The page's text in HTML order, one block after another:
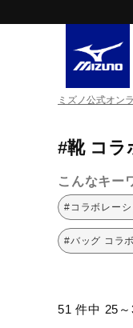
ライフスタイ
ランニング
サッカー／フ
ミズノ公式オン
#靴 コラ
こんなキー
#コラボレー
#バッグ コラ
51 件中 25